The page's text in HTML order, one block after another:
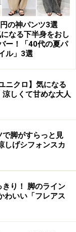
の神パンツ3選
になる下半身をおし
ー！「40代の夏パ
ル」3選
ニクロ】気になる
しくて甘めな大人
で脚がすらっと見
しげシフォンスカ
きり！ 脚のライン
わいい「フレアス